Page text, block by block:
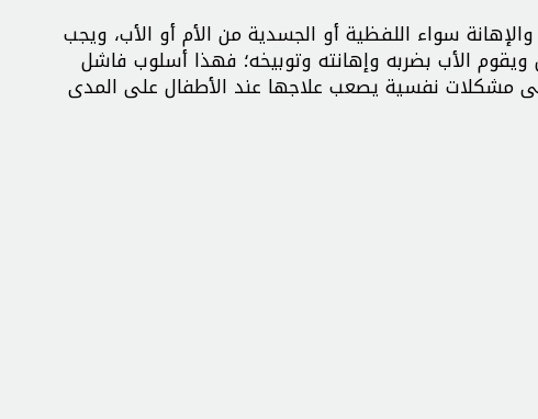
سواء اللفظية أو الجسدية من الأم أو الأب، ويجب
ويقوم الأب بضربه وإهانته وتوبيخه؛ فهذا أسلوب فاشل
مشكلات نفسية يصعب علاجها عند الأطفال على المدى